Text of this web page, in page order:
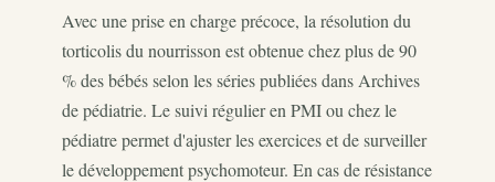
Avec une prise en charge précoce, la résolution du
torticolis du nourrisson est obtenue chez plus de 90
% des bébés selon les séries publiées dans Archives
de pédiatrie. Le suivi régulier en PMI ou chez le
pédiatre permet d'ajuster les exercices et de surveiller
le développement psychomoteur. En cas de résistance